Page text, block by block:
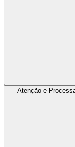
Atenção e